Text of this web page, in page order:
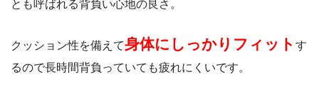
とも呼ばれる背負い心地の良さ。
クッション性を備えて身体にしっかりフィット す
るので長時間背負っていても疲れにくいです。